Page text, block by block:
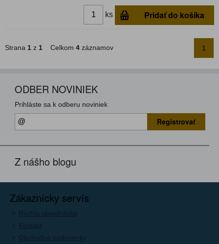
ks Pridať do košíka
Strana 1 z 1 Celkom 4 záznamov 1
ODBER NOVINIEK
Prihláste sa k odberu noviniek
Registrovať
Z nášho blogu
Zákaznícky servís
Rýchla objednávka
Kontakt
Obchodné podmienky